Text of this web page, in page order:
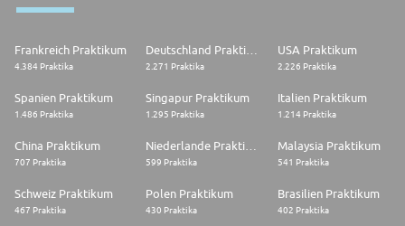
Frankreich Praktikum
4.384 Praktika 2.271 Praktika
USA Praktikum
2.226 Praktika
Spanien Praktikum
1.486 Praktika
Singapur Praktikum
1.295 Praktika
Italien Praktikum
1.214 Praktika
China Praktikum
707 Praktika 599 Praktika
Malaysia Praktikum
541 Praktika
Schweiz Praktikum
467 Praktika
Polen Praktikum
430 Praktika
Brasilien Praktikum
402 Praktika